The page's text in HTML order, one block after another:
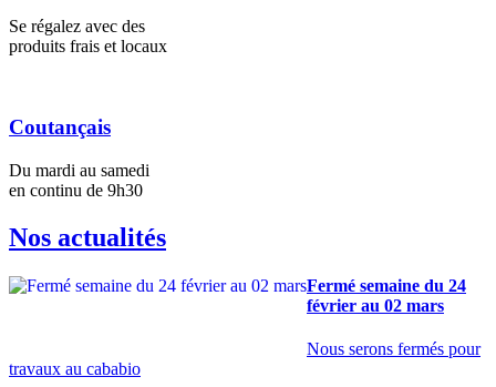
Se régalez avec des
produits frais et locaux
Coutançais
Du mardi au samedi
en continu de 9h30
Nos actualités
Fermé semaine du 24
février au 02 mars
Nous serons fermés pour
travaux au cababio